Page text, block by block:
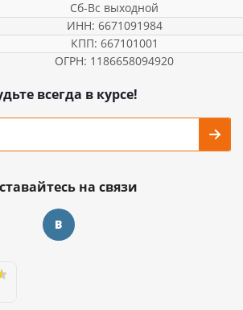
Сб-Вс выходной
ИНН: 6671091984
КПП: 667101001
ОГРН: 1186658094920
всегда в курсе!
на связи